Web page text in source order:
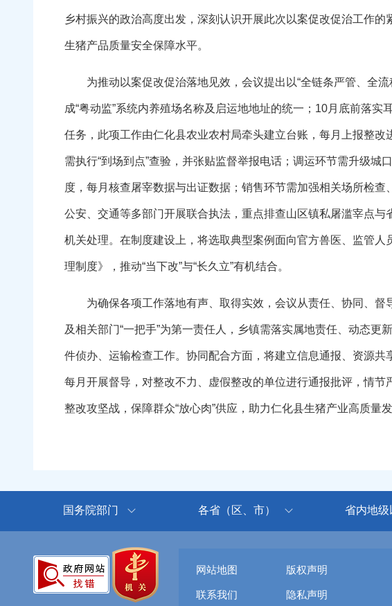
乡村振兴的政治高度出发，深刻认识开展此次以案促改促治工作
生猪产品质量安全保障水平。
为推动以案促改促治落地见效，会议提出以“全链条严管、全流
成“粤动监”系统内养殖场名称及启运地地址的统一；10月底前落
任务，此项工作由仁化县农业农村局牵头建立台账，每月上报整
需执行“到场到点”查验，并张贴监督举报电话；调运环节需升级
度，每月核查屠宰数据与出证数据；销售环节需加强相关场所检查
公安、交通等多部门开展联合执法，重点排查山区镇私屠滥宰点
机关处理。在制度建设上，将选取典型案例面向官方兽医、监管
理制度》，推动“当下改”与“长久立”有机结合。
为确保各项工作落地有声、取得实效，会议从责任、协同、督
及相关部门“一把手”为第一责任人，乡镇需落实属地责任、动态
件侦办、运输检查工作。协同配合方面，将建立信息通报、资源
每月开展督导，对整改不力、虚假整改的单位进行通报批评，情
整改攻坚战，保障群众“放心肉”供应，助力仁化县生猪产业高质量
国务院部门 各省（区、市） 省内地级
网站地图 版权声明
联系我们 隐私声明